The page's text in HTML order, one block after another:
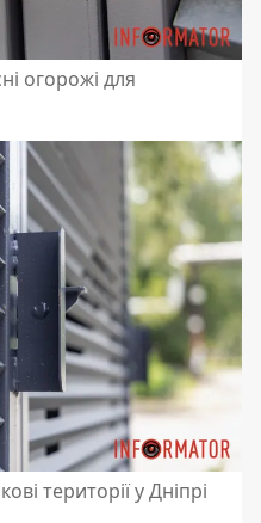
огорожі для
території у Дніпрі